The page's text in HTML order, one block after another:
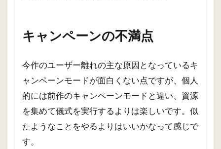
キャンペーンの不満点
今作のユーザー離れの主な原因となっているキ
ャンペーンモードが面白くない点ですが、個人
的には前作のキャンペーンモードと違い、資源
を集めて儀式を実行するよりは楽しいです。似
たようなことをやるよりはいいかなって感じで
す。